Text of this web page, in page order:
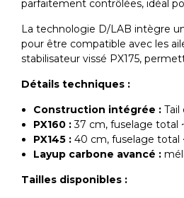
parfaitement contrôlées, idéal
La technologie D/LAB intègre
pour être compatible avec les
stabilisateur vissé PX175,
Détails techniques :
Construction intégrée :
PX160 :37 cm, fuselage total
PX145 : 40 cm, fuselage total
Layup carbone avancé :
Tailles disponibles :